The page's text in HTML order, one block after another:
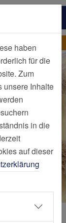
haben
für die
Zum
unsere Inhalte
in die
auf dieser